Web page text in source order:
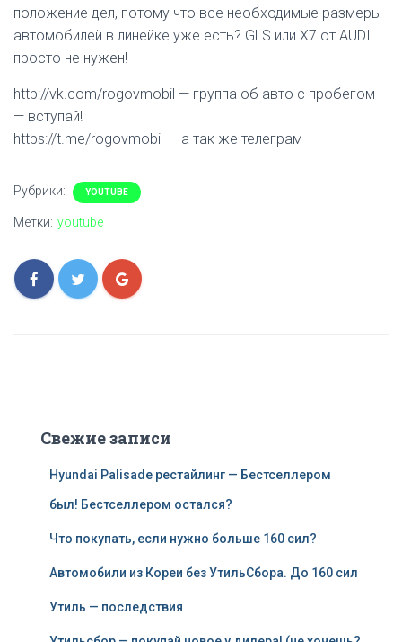
положение дел, потому что все необходимые размеры
автомобилей в линейке уже есть? GLS или Х7 от AUDI
просто не нужен!
http://vk.com/rogovmobil — группа об авто с пробегом
— вступай!
https://t.me/rogovmobil — а так же телеграм
Рубрики: YOUTUBE
Метки: youtube
Свежие записи
Hyundai Palisade рестайлинг — Бестселлером
был! Бестселлером остался?
Что покупать, если нужно больше 160 сил?
Автомобили из Кореи без УтильСбора. До 160 сил
Утиль — последствия